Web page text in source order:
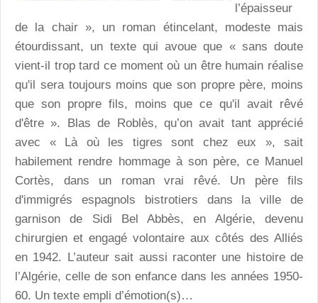
l’épaisseur
de la chair », un roman étincelant, modeste mais
étourdissant, un texte qui avoue que « sans doute
vient-il trop tard ce moment où un être humain réalise
qu'il sera toujours moins que son propre père, moins
que son propre fils, moins que ce qu'il avait rêvé
d'être ». Blas de Roblès, qu’on avait tant apprécié
avec « Là où les tigres sont chez eux », sait
habilement rendre hommage à son père, ce Manuel
Cortès, dans un roman vrai rêvé. Un père fils
d'immigrés espagnols bistrotiers dans la ville de
garnison de Sidi Bel Abbès, en Algérie, devenu
chirurgien et engagé volontaire aux côtés des Alliés
en 1942. L’auteur sait aussi raconter une histoire de
l’Algérie, celle de son enfance dans les années 1950-
60. Un texte empli d’émotion(s)…